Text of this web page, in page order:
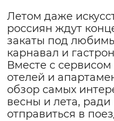
Летом даже
россиян ждут
закаты под
карнавал и
Вместе с
отелей и
обзор самых
весны и лета, ради
отправиться в